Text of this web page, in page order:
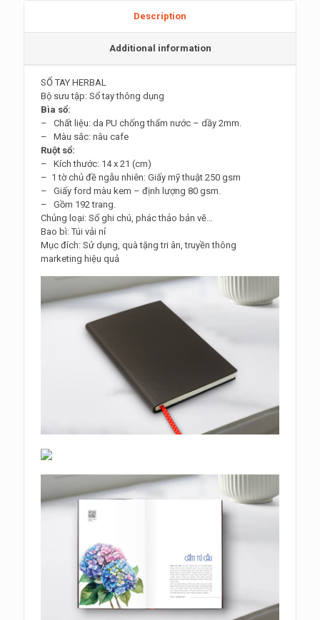
tặng
quà
sứ
Description
Additional information
SỔ TAY HERBAL
Bộ sưu tập: Sổ tay thông dụng
Bìa sổ:
– Chất liệu: da PU chống thấm nước – dầy 2mm.
– Màu sắc: nâu cafe
Ruột sổ:
– Kích thước: 14 x 21 (cm)
– 1 tờ chủ đề ngẫu nhiên: Giấy mỹ thuật 250 gsm
– Giấy ford màu kem – định lượng 80 gsm.
– Gồm 192 trang.
Chủng loại: Sổ ghi chú, phác thảo bản vẽ…
Bao bì: Túi vải nỉ
Mục đích: Sử dụng, quà tặng tri ân, truyền thông
marketing hiệu quả